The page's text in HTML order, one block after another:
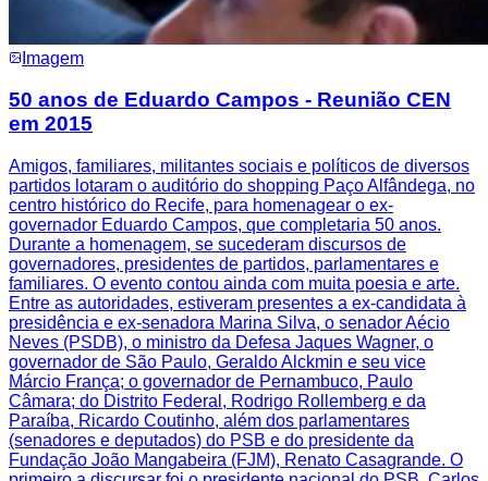
Imagem
50 anos de Eduardo Campos - Reunião CEN
em 2015
Amigos, familiares, militantes sociais e políticos de diversos
partidos lotaram o auditório do shopping Paço Alfândega, no
centro histórico do Recife, para homenagear o ex-
governador Eduardo Campos, que completaria 50 anos.
Durante a homenagem, se sucederam discursos de
governadores, presidentes de partidos, parlamentares e
familiares. O evento contou ainda com muita poesia e arte.
Entre as autoridades, estiveram presentes a ex-candidata à
presidência e ex-senadora Marina Silva, o senador Aécio
Neves (PSDB), o ministro da Defesa Jaques Wagner, o
governador de São Paulo, Geraldo Alckmin e seu vice
Márcio França; o governador de Pernambuco, Paulo
Câmara; do Distrito Federal, Rodrigo Rollemberg e da
Paraíba, Ricardo Coutinho, além dos parlamentares
(senadores e deputados) do PSB e do presidente da
Fundação João Mangabeira (FJM), Renato Casagrande. O